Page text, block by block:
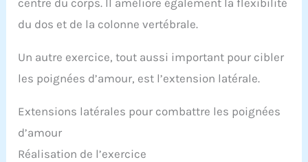
centre du corps. Il améliore également la flexibilité
du dos et de la colonne vertébrale.
Un autre exercice, tout aussi important pour cibler
les poignées d’amour, est l’extension latérale.
Extensions latérales pour combattre les poignées
d’amour
Réalisation de l’exercice